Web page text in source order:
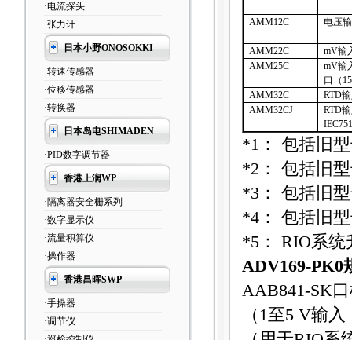
·电流探头
·张力计
日本小野ONOSOKKI
·转速传感器
·位移传感器
·转换器
日本岛电SHIMADEN
·PID数字调节器
香港上润WP
·隔离器安全栅系列
·数字显示仪
·流量积算仪
·操作器
香港昌晖SWP
·手操器
·调节仪
AMM12C 电压
AMM22C mV输
AMM25C
mV输
口（ 15
AMM32C
RTD
AMM32CJ
RTD
*1 ：
包括旧
*2 ：
包括旧
*3 ：
包括旧
*4 ：
包括旧
*5 ： RIO系统
ADV169-PK0
AAB841-SK
（ 1至5 V输入